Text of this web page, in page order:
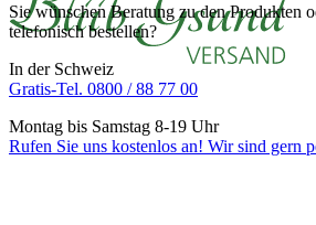
Sie wünschen Beratung zu den Produkten
telefonisch bestellen?
In der Schweiz
Gratis-Tel. 0800 / 88 77 00
Montag bis Samstag 8-19 Uhr
Rufen Sie uns kostenlos an! Wir sind gern